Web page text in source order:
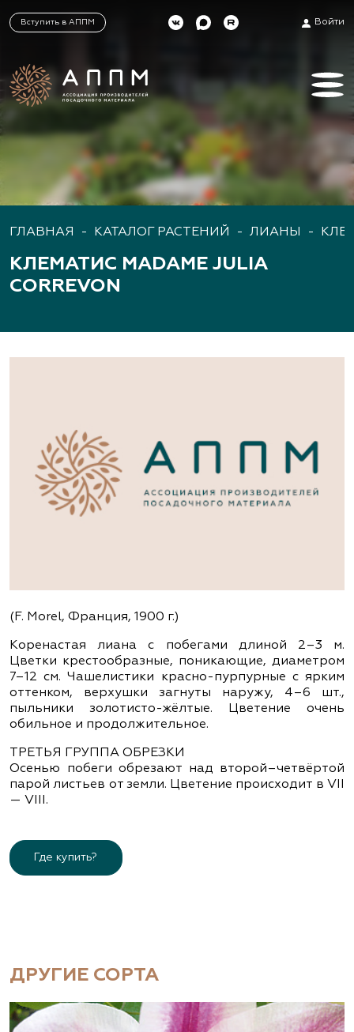
Вступить в АППМ Войти
ГЛАВНАЯ - КАТАЛОГ РАСТЕНИЙ - ЛИАНЫ -
КЛЕМАТИС MADAME JULIA
CORREVON
(F. Morel, Франция, 1900 г.)
Коренастая лиана с побегами длиной 2–3 м.
Цветки крестообразные, поникающие, диаметром
7–12 см. Чашелистики красно-пурпурные с ярким
оттенком, верхушки загнуты наружу, 4–6 шт.,
пыльники золотисто-жёлтые. Цветение очень
обильное и продолжительное.
ТРЕТЬЯ ГРУППА ОБРЕЗКИ
Осенью побеги обрезают над второй–четвёртой
парой листьев от земли. Цветение происходит в VII
— VIII.
Где купить?
ДРУГИЕ СОРТА